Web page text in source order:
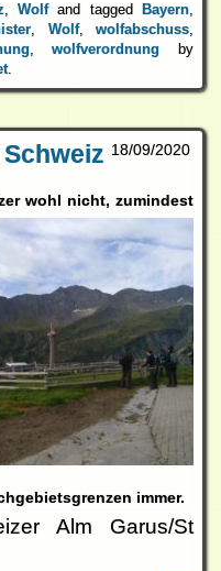
, Wolfand tagged Bayern,
, Wolf, wolfabschuss,
,wolfverordnung by
.
18/09/2020
wohl nicht, zumindest
immer.
Alm Garus/St